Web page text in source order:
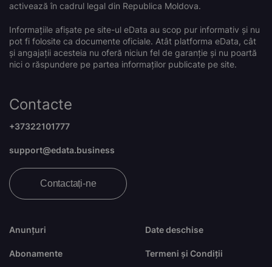
activează în cadrul legal din Republica Moldova.
Informațiile afișate pe site-ul eData au scop pur informativ și nu
pot fi folosite ca documente oficiale. Atât platforma eData, cât
și angajații acesteia nu oferă niciun fel de garanție și nu poartă
nici o răspundere pe partea informaților publicate pe site.
Anunțuri
Abonamente
Date deschise
Termeni și Condiții
Contacte
+37322101777
support@edata.business
Contactați-ne